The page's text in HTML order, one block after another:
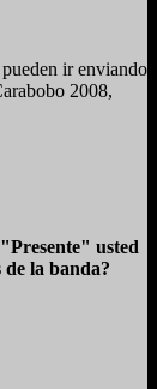
ir enviando
2008,
usted
de la banda?